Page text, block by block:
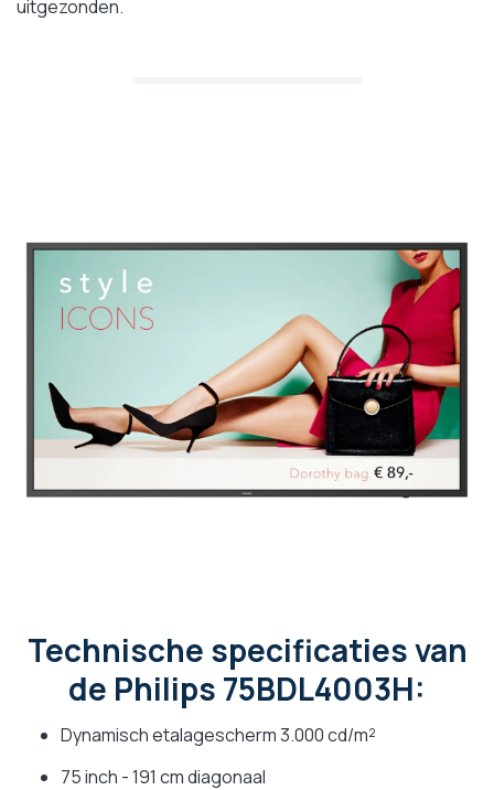
uitgezonden.
Technische specificaties van
de Philips 75BDL4003H:
Dynamisch etalagescherm 3.000 cd/m²
75 inch - 191 cm diagonaal